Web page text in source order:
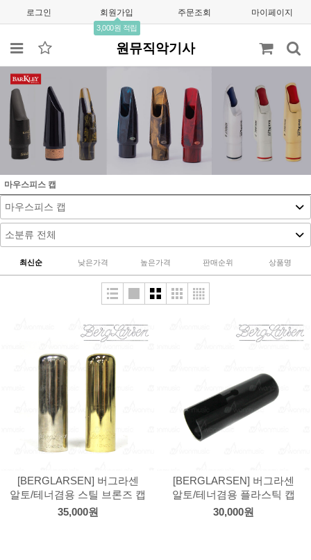
로그인 회원가입
3,000원 적립
주문조회 마이페이지
원뮤직악기사
마우스피스 캡
최신순 낮은가격 높은가격 판매순위 상품명
[BERGLARSEN] 버그라센
알토/테너겸용 스틸 브론즈 캡
35,000원
[BERGLARSEN] 버그라센
알토/테너겸용 플라스틱 캡
30,000원